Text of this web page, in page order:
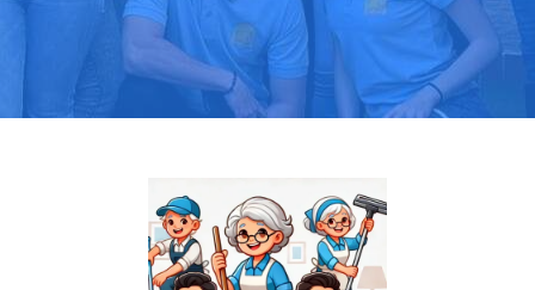
Más de 1000 clientes confían en nosotros
⭐⭐⭐⭐⭐